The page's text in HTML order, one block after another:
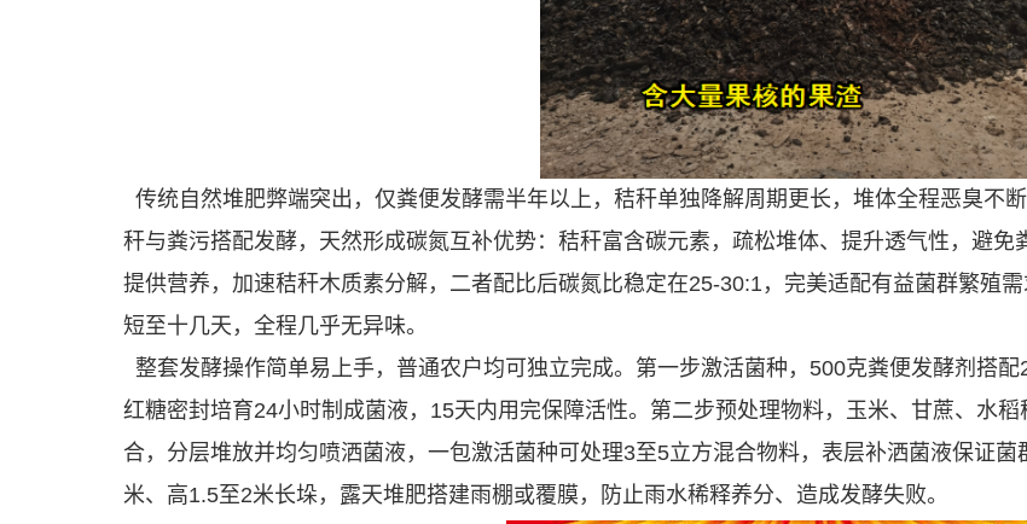
传统自然堆肥弊端突出，仅粪便发酵需半年以上，秸秆单独降解周期更长，堆体全程恶臭不
秆与粪污搭配发酵，天然形成碳氮互补优势：秸秆富含碳元素，疏松堆体、提升透气性，避
提供营养，加速秸秆木质素分解，二者配比后碳氮比稳定在25-30:1，完美适配有益菌群繁殖
短至十几天，全程几乎无异味。
整套发酵操作简单易上手，普通农户均可独立完成。第一步激活菌种，500克粪便发酵剂搭
红糖密封培育24小时制成菌液，15天内用完保障活性。第二步预处理物料，玉米、甘蔗、水
合，分层堆放并均匀喷洒菌液，一包激活菌种可处理3至5立方混合物料，表层补洒菌液保证
米、高1.5至2米长垛，露天堆肥搭建雨棚或覆膜，防止雨水稀释养分、造成发酵失败。